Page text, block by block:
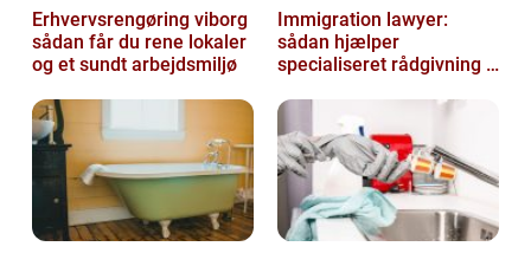
Erhvervsrengøring viborg
sådan får du rene lokaler
og et sundt arbejdsmiljø
Immigration lawyer:
sådan hjælper
specialiseret rådgivning i